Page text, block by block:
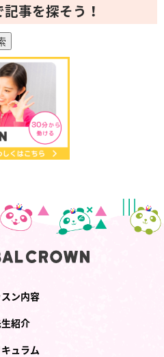
事を探そう！
ン内容
紹介
ュラム